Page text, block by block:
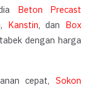
Beton Precast
, Kanstin, dan Box
dengan harga
cepat, Sokon